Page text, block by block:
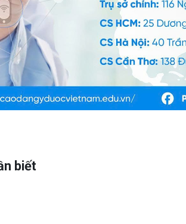
biết